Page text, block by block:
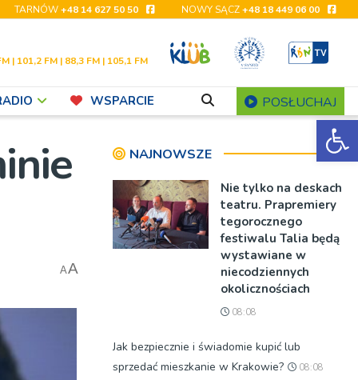
TARNÓW+48 14 627 50 50 NOWY SĄCZ+48 18 449 06 00
| 101,2 FM | 88,3 FM | 105,1 FM
WSPARCIE POSŁUCHAJ
AA
NAJNOWSZE
Nie tylko na deskach
teatru. Prapremiery
tegorocznego
festiwalu Talia będą
wystawiane w
niecodziennych
okolicznościach
08:08
Jak bezpiecznie i świadomie kupić lub
sprzedać mieszkanie w Krakowie?
08:08